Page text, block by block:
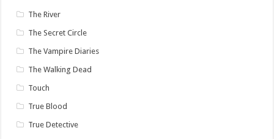
The River
The Secret Circle
The Vampire Diaries
The Walking Dead
Touch
True Blood
True Detective